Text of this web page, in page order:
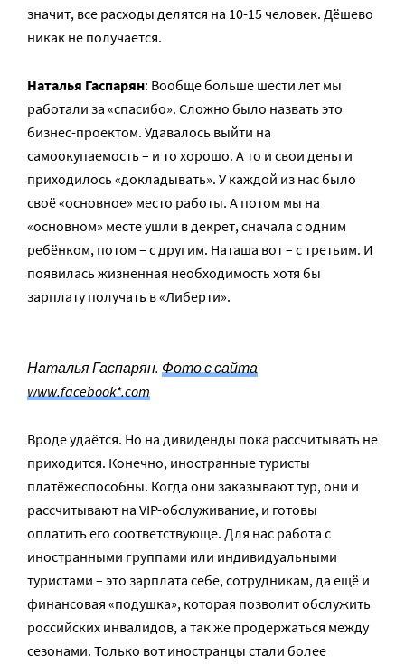
значит, все расходы делятся на 10-15 человек. Дёшево
никак не получается.
Наталья Гаспарян: Вообще больше шести лет мы
работали за «спасибо». Сложно было назвать это
бизнес-проектом. Удавалось выйти на
самоокупаемость – и то хорошо. А то и свои деньги
приходилось «докладывать». У каждой из нас было
своё «основное» место работы. А потом мы на
«основном» месте ушли в декрет, сначала с одним
ребёнком, потом – с другим. Наташа вот – с третьим. И
появилась жизненная необходимость хотя бы
зарплату получать в «Либерти».
Наталья Гаспарян. Фото с сайта
www.facebook*.com
Вроде удаётся. Но на дивиденды пока рассчитывать не
приходится. Конечно, иностранные туристы
платёжеспособны. Когда они заказывают тур, они и
рассчитывают на VIP-обслуживание, и готовы
оплатить его соответствующе. Для нас работа с
иностранными группами или индивидуальными
туристами – это зарплата себе, сотрудникам, да ещё и
финансовая «подушка», которая позволит обслужить
российских инвалидов, а так же продержаться между
сезонами. Только вот иностранцы стали более